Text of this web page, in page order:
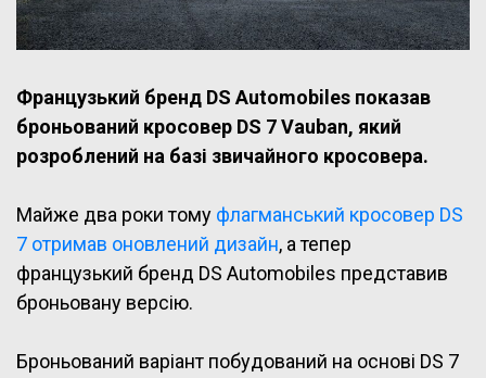
Французький бренд DS Automobiles показав
броньований кросовер DS 7 Vauban, який
розроблений на базі звичайного кросовера.
Майже два роки тому флагманський кросовер DS
7 отримав оновлений дизайн, а тепер
французький бренд DS Automobiles представив
броньовану версію.
Броньований варіант побудований на основі DS 7